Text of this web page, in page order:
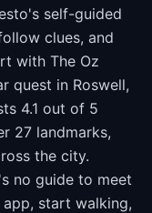
self-guided
clues, and
with The Oz
quest in Roswell,
4.1 out of 5
27 landmarks,
the city.
no guide to meet
start walking,